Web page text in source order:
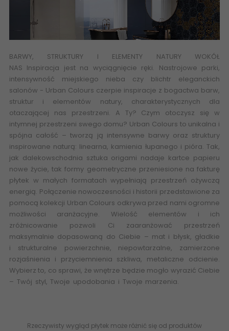
BARWY, STRUKTURY I ELEMENTY NATURY WOKÓŁ
NAS Inspiracja jest na wyciągnięcie ręki. Nastrojowe parki,
intensywność miejskiego nieba czy blichtr eleganckich
salonów - Urban Colours czerpie inspiracje z bogactwa barw,
struktur i elementów natury, charakterystycznych dla
otaczającej nas przestrzeni. A Ty? Czym otoczysz się w
intymnej przestrzeni swego domu? Urban Colours to unikalna i
spójna całość – tworzą ją intensywne barwy oraz struktury
inspirowane naturą: linearna, kamienia łupanego i pióra. Tak,
jak dalekowschodnia sztuka origami nadaje kartce papieru
nowe życie, tak formy geometryczne przeniesione na fakturę
płytek w małych formatach wypełniają przestrzeń ożywczą
energią. Połączenie nowoczesności i historii przedstawione za
pomocą kolekcji Urban Colours odkrywa przed nami ogromne
możliwości aranżacyjne. Wielość elementów i ich
zróżnicowanie pozwoli Ci zaaranżować przestrzeń
maksymalnie dopasowaną do Ciebie – mat i błysk, gładkie
i strukturalne powierzchnie, niepowtarzalne, zamierzone
rozjaśnienia i przyciemnienia szkliwa, metaliczne odcienie.
Wybierz to, co sprawi, że wnętrze będzie mogło wyrazić Ciebie
– Twój styl, Twoje upodobania i Twoje marzenia.
Rzeczywisty wygląd płytek może różnić się od produktów